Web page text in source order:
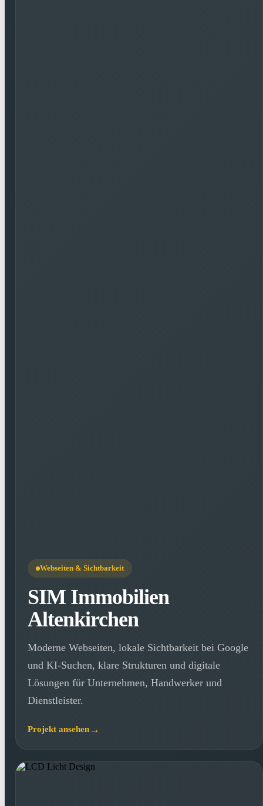
Webseiten & Sichtbarkeit
SIM Immobilien
Altenkirchen
Moderne Webseiten, lokale Sichtbarkeit bei Google
und KI-Suchen, klare Strukturen und digitale
Lösungen für Unternehmen, Handwerker und
Dienstleister.
Projekt ansehen